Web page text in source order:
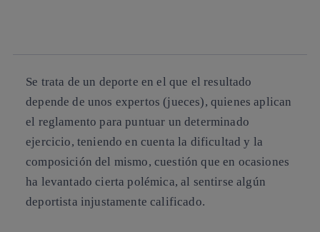
Se trata de un deporte en el que el resultado
depende de unos expertos (jueces), quienes aplican
el reglamento para puntuar un determinado
ejercicio, teniendo en cuenta la dificultad y la
composición del mismo, cuestión que en ocasiones
ha levantado cierta polémica, al sentirse algún
deportista injustamente calificado.